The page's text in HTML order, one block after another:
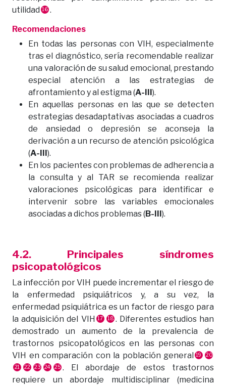
utilidad 16 .
Recomendaciones
En todas las personas con VIH, especialmente
tras el diagnóstico, sería recomendable realizar
una valoración de su salud emocional, prestando
especial atención a las estrategias de
afrontamiento y al estigma (A-III).
En aquellas personas en las que se detecten
estrategias desadaptativas asociadas a cuadros
de ansiedad o depresión se aconseja la
derivación a un recurso de atención psicológica
(A-III).
En los pacientes con problemas de adherencia a
la consulta y al TAR se recomienda realizar
valoraciones psicológicas para identificar e
intervenir sobre las variables emocionales
asociadas a dichos problemas (B-III).
4.2. Principales síndromes
psicopatológicos
La infección por VIH puede incrementar el riesgo de
la enfermedad psiquiátricos y, a su vez, la
enfermedad psiquiátrica es un factor de riesgo para
la adquisición del VIH 17 18 . Diferentes estudios han
demostrado un aumento de la prevalencia de
trastornos psicopatológicos en las personas con
VIH en comparación con la población general 19 20
21 22 23 24 25 . El abordaje de estos trastornos
requiere un abordaje multidisciplinar (medicina